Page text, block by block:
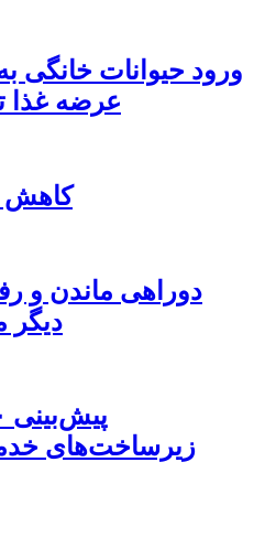
ورود حیوانات خانگی
عرضه غذا
کاهش
دوراهی ماندن و
دیگر
زیرساخت‌های